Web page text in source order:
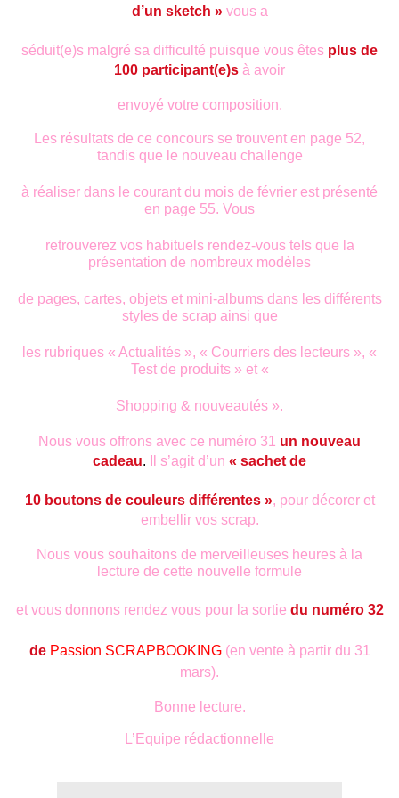
d’un sketch » vous a
séduit(e)s malgré sa difficulté puisque vous êtes plus de
100 participant(e)s à avoir
envoyé votre composition.
Les résultats de ce concours se trouvent en page 52,
tandis que le nouveau challenge
à réaliser dans le courant du mois de février est présenté
en page 55. Vous
retrouverez vos habituels rendez-vous tels que la
présentation de nombreux modèles
de pages, cartes, objets et mini-albums dans les différents
styles de scrap ainsi que
les rubriques « Actualités », « Courriers des lecteurs », «
Test de produits » et «
Shopping & nouveautés ».
Nous vous offrons avec ce numéro 31 un nouveau
cadeau. Il s’agit d’un « sachet de
10 boutons de couleurs différentes », pour décorer et
embellir vos scrap.
Nous vous souhaitons de merveilleuses heures à la
lecture de cette nouvelle formule
et vous donnons rendez vous pour la sortie du numéro 32
de Passion SCRAPBOOKING (en vente à partir du 31
mars).
Bonne lecture.
L’Equipe rédactionnelle